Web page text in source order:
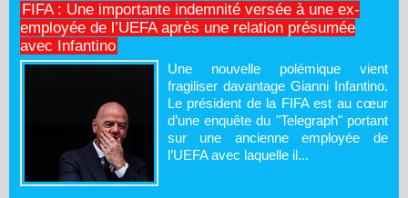
FIFA : Une importante indemnité versée à une ex-
employée de l’UEFA après une relation présumée
avec Infantino
Une nouvelle polémique vient
fragiliser davantage Gianni Infantino.
Le président de la FIFA est au cœur
d’une enquête du "Telegraph" portant
sur une ancienne employée de
l’UEFA avec laquelle il...